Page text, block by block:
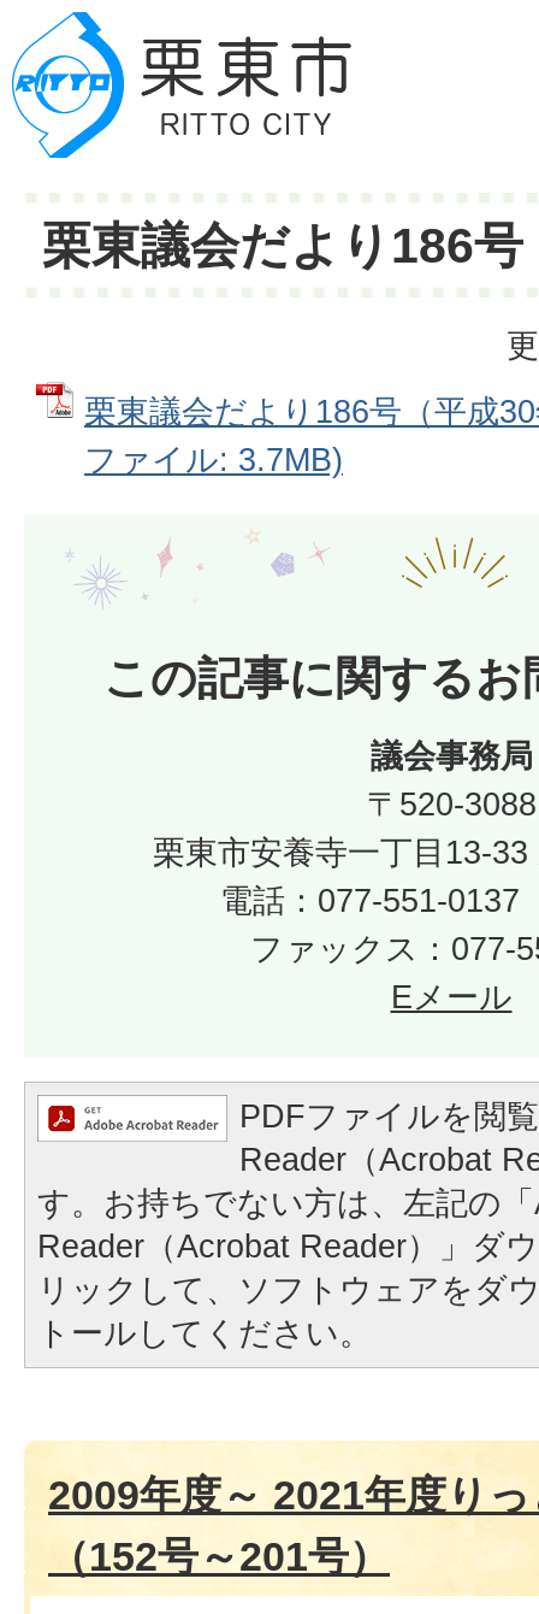
栗東議会だより186号
栗東議会だより186号（平成
ファイル: 3.7MB)
この記事に関するお
議会事務局
〒520-3088
栗東市安養寺一丁目13-
電話：077-551-0137
ファックス：077-
Eメール
PDFファイルを閲
Reader（Acrobat
す。お持ちでない方は、左記の
Reader（Acrobat Reader）」ダ
リックして、ソフトウェアをダ
トールしてください。
2009年度～ 2021年度り
（152号～201号）